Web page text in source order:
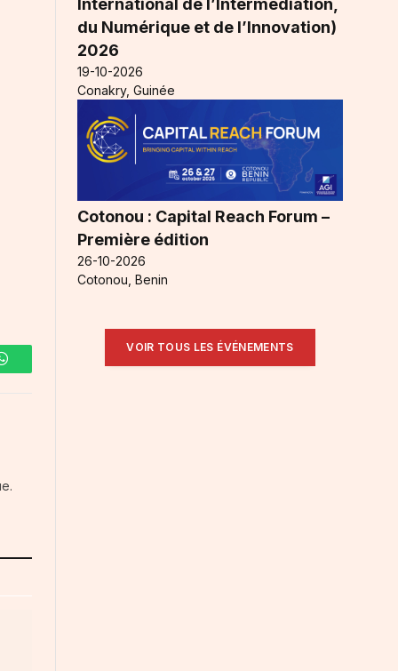
WhatsApp
International de l’Intermédiation,
du Numérique et de l’Innovation)
2026
19-10-2026
Conakry, Guinée
Cotonou : Capital Reach Forum –
Première édition
26-10-2026
Cotonou, Benin
VOIR TOUS LES ÉVÉNEMENTS